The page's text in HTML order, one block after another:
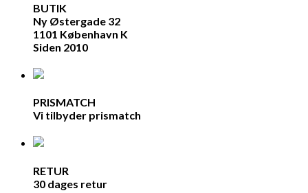
BUTIK
Ny Østergade 32
1101 København K
Siden 2010
PRISMATCH
Vi tilbyder prismatch
RETUR
30 dages retur